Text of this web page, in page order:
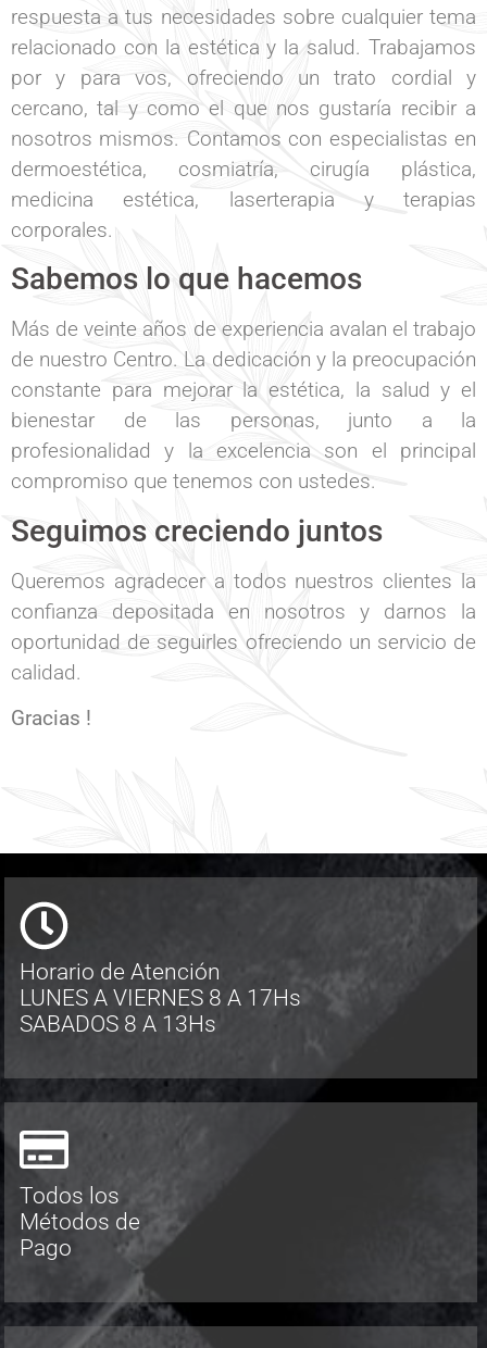
respuesta a tus necesidades sobre cualquier tema
relacionado con la estética y la salud. Trabajamos
por y para vos, ofreciendo un trato cordial y
cercano, tal y como el que nos gustaría recibir a
nosotros mismos. Contamos con especialistas en
dermoestética, cosmiatría, cirugía plástica,
medicina estética, laserterapia y terapias
corporales.
Sabemos lo que hacemos
Más de veinte años de experiencia avalan el trabajo
de nuestro Centro. La dedicación y la preocupación
constante para mejorar la estética, la salud y el
bienestar de las personas, junto a la
profesionalidad y la excelencia son el principal
compromiso que tenemos con ustedes.
Seguimos creciendo juntos
Queremos agradecer a todos nuestros clientes la
confianza depositada en nosotros y darnos la
oportunidad de seguirles ofreciendo un servicio de
calidad.
Gracias !
Horario de Atención
LUNES A VIERNES 8 A 17Hs
SABADOS 8 A 13Hs
Todos los
Métodos de
Pago